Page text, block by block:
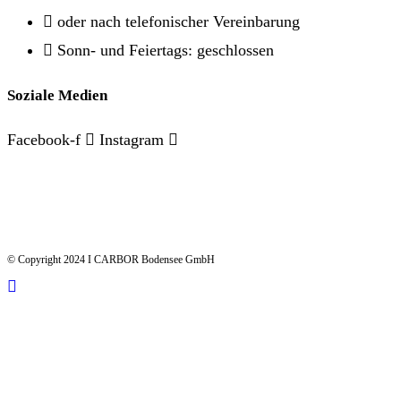
oder nach telefonischer Vereinbarung
Sonn- und Feiertags: geschlossen
Soziale Medien
Facebook-f Instagram
© Copyright 2024 I CARBOR Bodensee GmbH